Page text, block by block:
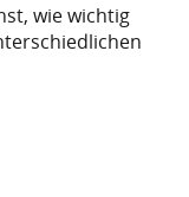
wie wichtig